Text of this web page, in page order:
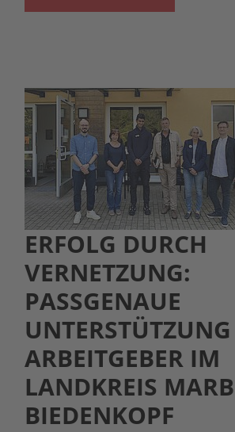
ERFOLG DURCH
VERNETZUNG:
PASSGENAUE
ARBEITGEBER IM
LANDKREIS
BIEDENKOPF